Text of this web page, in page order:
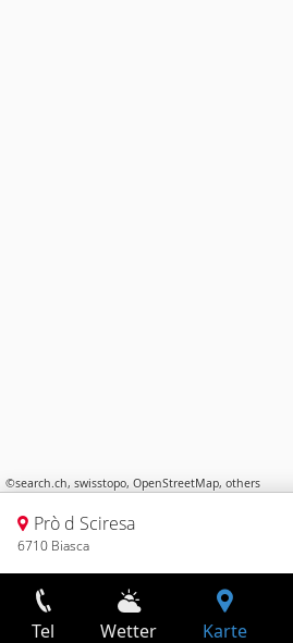
©search.ch, swisstopo, OpenStreetMap, others
Prò d Sciresa
6710 Biasca
Tel Wetter Karte